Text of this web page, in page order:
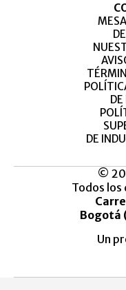
DE
©
Todos los
Bogotá
Un